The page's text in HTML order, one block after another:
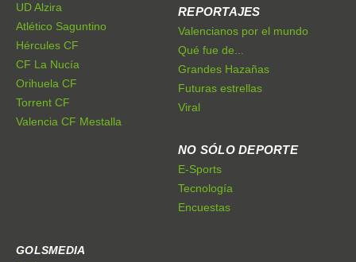
UD Alzira
Atlético Saguntino
Hércules CF
CF La Nucía
Orihuela CF
Torrent CF
Valencia CF Mestalla
REPORTAJES
Valencianos por el mundo
Qué fue de...
Grandes Hazañas
Futuras estrellas
Viral
NO SÓLO DEPORTE
E-Sports
Tecnología
Encuestas
GOLSMEDIA